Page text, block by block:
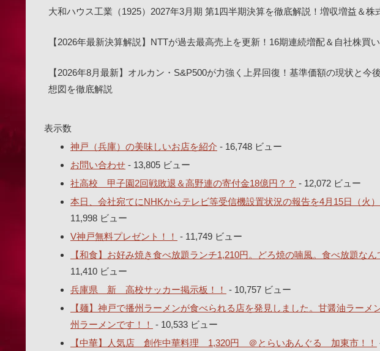
大和ハウス工業（1925）2027年3月期 第1四半期決算を徹底解説！増収増益＆株
【2026年最新決算解説】NTTが過去最高売上を更新！16期連続増配＆自社株買
【2026年8月最新】オルカン・S&P500が力強く上昇回復！基準価額の現状と
想図を徹底解説
表示数
神戸（兵庫）の美味しいお店を紹介 - 16,748 ビュー
お問い合わせ - 13,805 ビュー
社高校 甲子園2回戦敗退＆高野連の寄付金18億円？？ - 12,072 ビュー
本日、会社宛てにNHKからテレビ等受信機設置状況の報告を4月15日（火
11,998 ビュー
V神戸無料プレゼント！！ - 11,749 ビュー
【和食】お好み焼き食べ放題ランチ1,210円。どろ焼の喃風。食べ放題な
11,410 ビュー
兵庫県 新 高校サッカー掲示板！！ - 10,757 ビュー
【麺】神戸で播州ラーメンが食べられる店を発見しました。甘醤油ラー
州ラーメンです！！ - 10,533 ビュー
【中華】人気店 創作中華料理 1,320円 ＠とらいあんぐる 加東市！！